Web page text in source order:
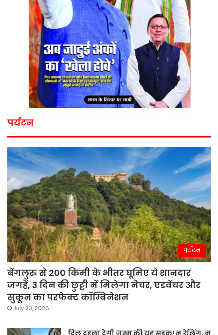
पर्यटन
पर्यटन
बेंगलुरु से 200 किमी के भीतर घूमिए ये शानदार
जगहें, 3 दिन की छुट्टी में मिलेगा नेचर, एडवेंचर और
सुकून का परफेक्ट कॉम्बिनेशन
July 23, 2026